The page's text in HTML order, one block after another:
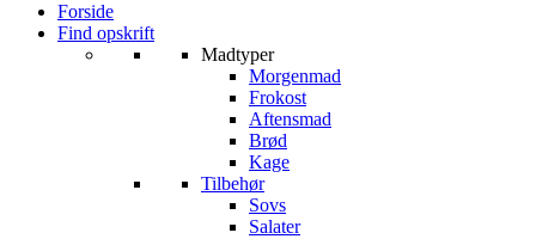
Forside
Find opskrift
Madtyper
Morgenmad
Frokost
Aftensmad
Brød
Kage
Tilbehør
Sovs
Salater